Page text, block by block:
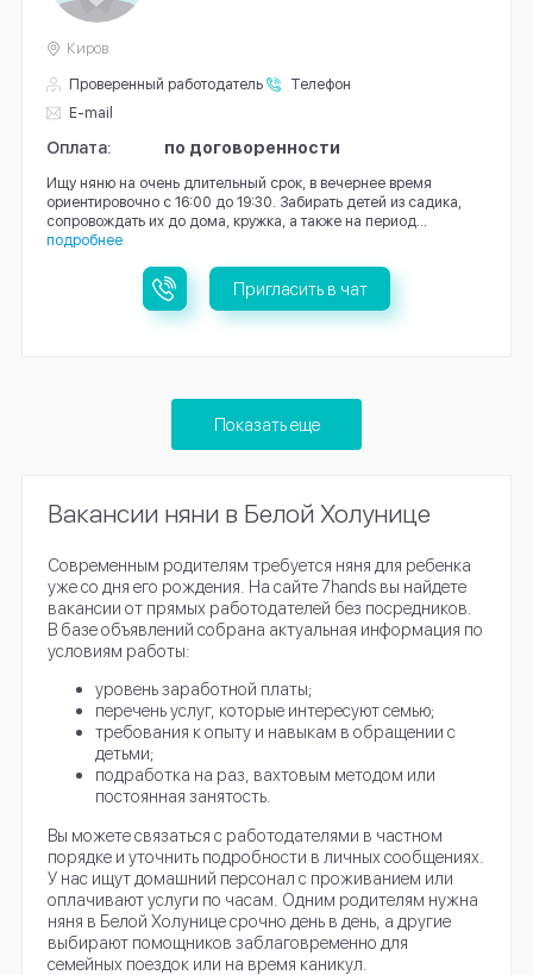
Проверенный работодатель
Телефон
E-mail
Киров
Оплата: по договоренности
Ищу няню на очень длительный срок, в вечернее время
ориентировочно с 16:00 до 19:30. Забирать детей из садика,
сопровождать их до дома, кружка, а также на период...
подробнее
Пригласить в чат
Показать еще
Вакансии няни в Белой Холунице
Современным родителям требуется няня для ребенка
уже со дня его рождения. На сайте 7hands вы найдете
вакансии от прямых работодателей без посредников.
В базе объявлений собрана актуальная информация по
условиям работы:
уровень заработной платы;
перечень услуг, которые интересуют семью;
требования к опыту и навыкам в обращении с
детьми;
подработка на раз, вахтовым методом или
постоянная занятость.
Вы можете связаться с работодателями в частном
порядке и уточнить подробности в личных сообщениях.
У нас ищут домашний персонал с проживанием или
оплачивают услуги по часам. Одним родителям нужна
няня в Белой Холунице срочно день в день, а другие
выбирают помощников заблаговременно для
семейных поездок или на время каникул.